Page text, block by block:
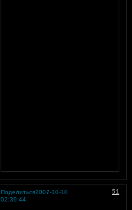
Поделиться 51
2007-10-10
02:39:44